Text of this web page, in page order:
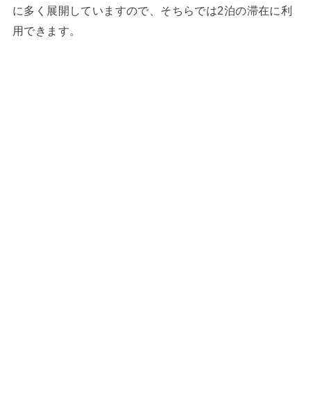
に多く展開していますので、そちらでは2泊の滞在に利
用できます。